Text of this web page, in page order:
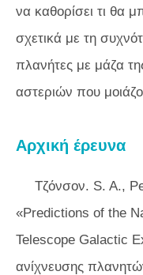
να καθορίσει τι θα
σχετικά με τη
πλανήτες με μάζα
αστεριών που
Αρχική έρευνα
Τζόνσον. S. A.,
«Predictions of the
Telescope Galactic
ανίχνευσης